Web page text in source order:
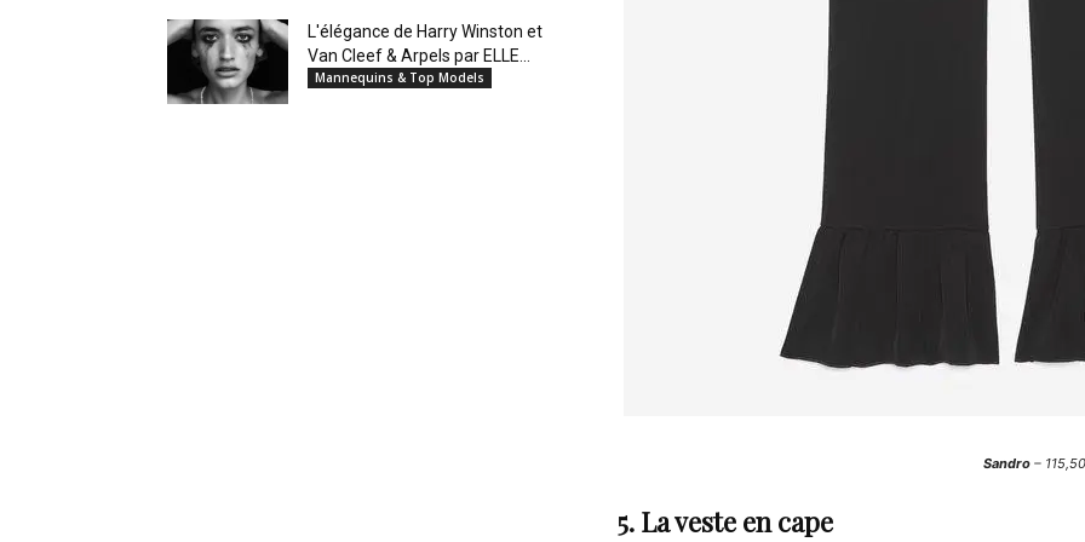
Sandro –
5. La veste en cape
L'élégance de Harry Winston et
Van Cleef & Arpels par ELLE...
Mannequins & Top Models